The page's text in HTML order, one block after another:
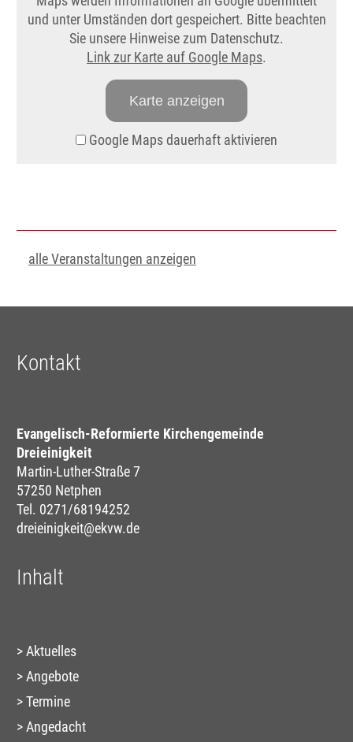
und unter Umständen dort gespeichert. Bitte beachten
Sie unsere Hinweise zum Datenschutz.
Link zur Karte auf Google Maps.
Karte anzeigen
Google Maps dauerhaft aktivieren
alle Veranstaltungen anzeigen
Kontakt
Evangelisch-Reformierte Kirchengemeinde
Dreieinigkeit
Martin-Luther-Straße 7
57250 Netphen
Tel. 0271/68194252
dreieinigkeit@ekvw.de
Inhalt
Aktuelles
Angebote
Termine
Angedacht